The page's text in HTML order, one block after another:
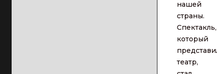
нашей
страны.
Спектакль,
который
театр,